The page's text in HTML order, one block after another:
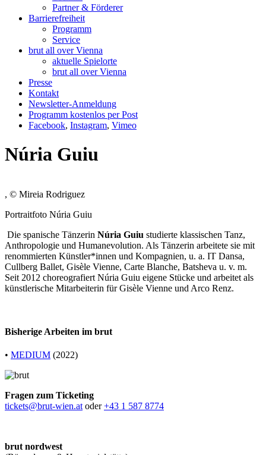
Partner & Förderer
Barrierefreiheit
Programm
Service
brut all over Vienna
aktuelle Spielorte
brut all over Vienna
Presse
Kontakt
Newsletter-Anmeldung
Programm kostenlos per Post
Facebook, Instagram, Vimeo
Núria Guiu
, © Mireia Rodriguez
Portraitfoto Núria Guiu
Die spanische Tänzerin Núria Guiu studierte klassischen Tanz,
Anthropologie und Humanevolution. Als Tänzerin arbeitete sie mit
renommierten Künstler*innen und Kompagnien, u. a. IT Dansa,
Cullberg Ballet, Gisèle Vienne, Carte Blanche, Batsheva u. v. m.
Seit 2012 choreografiert Núria Guiu eigene Stücke und arbeitet als
künstlerische Mitarbeiterin für Gisèle Vienne und Arco Renz.
Bisherige Arbeiten im brut
• MEDIUM (2022)
Fragen zum Ticketing
tickets@brut-wien.atoder+43 1 587 8774
brut nordwest